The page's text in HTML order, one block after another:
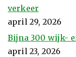
verkeer
april 29, 2026
Bijna 300 wijk-
april 23, 2026